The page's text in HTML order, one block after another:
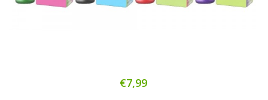
€7,99